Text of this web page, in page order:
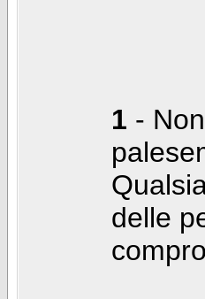
1 -
delle